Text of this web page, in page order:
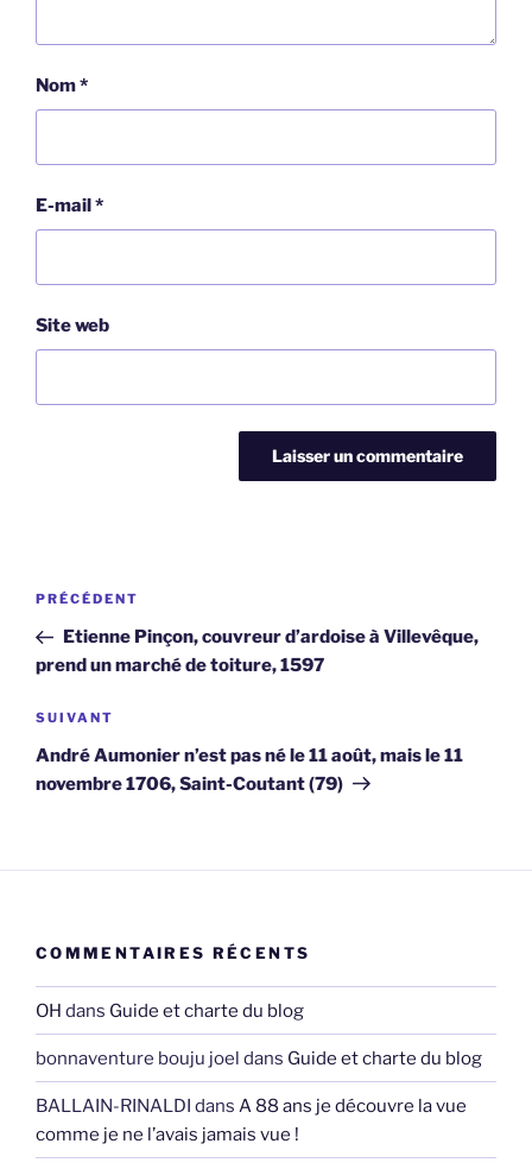
Nom*
E-mail*
Site web
Navigation
l’article
Article
précédent
PRÉCÉDENT
Etienne Pinçon, couvreur d’ardoise à Villevêque,
prend un marché de toiture, 1597
Article
suivant
SUIVANT
André Aumonier n’est pas né le 11 août, mais le 11
novembre 1706, Saint-Coutant (79)
COMMENTAIRES RÉCENTS
OH dans Guide et charte du blog
bonnaventure bouju joel dans Guide et charte du blog
BALLAIN-RINALDI dans A 88 ans je découvre la vue
comme je ne l’avais jamais vue !